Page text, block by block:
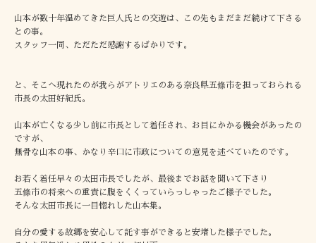
山本が数十年温めてきた巨人氏との交遊は、この先もまだまだ続けて下さる
との事。
スタッフ一同、ただただ感謝するばかりです。
と、そこへ現れたのが我らがアトリエのある奈良県五條市を担っておられる
市長の太田好紀氏。
山本が亡くなる少し前に市長として着任され、お目にかかる機会があったの
ですが、
無骨な山本の事、かなり辛口に市政についての意見を述べていたのです。
お若く着任早々の太田市長でしたが、最後までお話を聞いて下さり
五條市の将来への重責に腹をくくっていらっしゃったご様子でした。
そんな太田市長に一目惚れした山本集。
自分の愛する故郷を安心して託す事ができると安堵した様子でした。